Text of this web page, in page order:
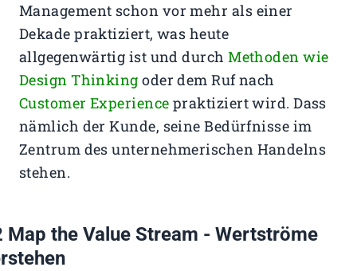
Management schon vor mehr als einer
Dekade praktiziert, was heute
allgegenwärtig ist und durchMethoden wie
Design Thinking oder dem Ruf nach
Customer Experience praktiziert wird. Dass
nämlich der Kunde, seine Bedürfnisse im
Zentrum des unternehmerischen Handelns
stehen.
Map the Value Stream - Wertströme